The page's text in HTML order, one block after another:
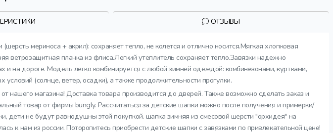
ОТЗЫВЫ
мериноса + акрил): сохраняет тепло, не колется и отлично носится.Мягкая хлопковая
планка из флиса.Легкий утеплитель сохраняет тепло.Завязки надежно
на дороге. Модель легко комбинируется с любой зимней одеждой: комбинезонами, куртками,
(солнце, ветер, осадки), а также продолжительности прогулки.
магазина! Доставка товара производится до дверей. Также возможно сделать заказ и
товар от фирмы bungly. Рассчитаться за детские шапки можно после получения и примерки/
не будут равнодушны этой покупкой. шапка зимняя из смесовой шерсти "орхидея" на
к нам из россии. Поторопитесь приобрести детские шапки с завязками по привлекательной цене!